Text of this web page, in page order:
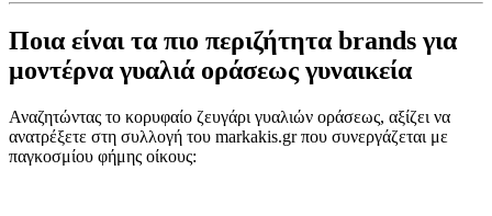
Ποια είναι τα πιο περιζήτητα brands για
μοντέρνα γυαλιά οράσεως γυναικεία
Αναζητώντας το κορυφαίο ζευγάρι γυαλιών οράσεως, αξίζει να
ανατρέξετε στη συλλογή του markakis.gr που συνεργάζεται με
παγκοσμίου φήμης οίκους: